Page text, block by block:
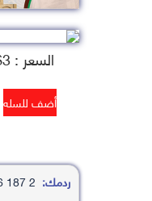
السعر : 3$
ردمك: